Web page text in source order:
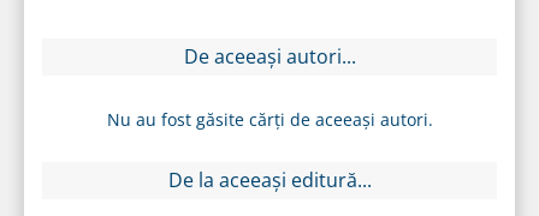
De aceeași autori...
Nu au fost găsite cărți de aceeași autori.
De la aceeași editură...